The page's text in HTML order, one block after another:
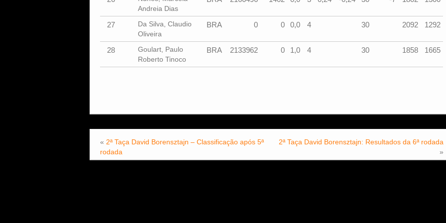
Andreia Dias
27
Da Silva, Claudio
Oliveira
BRA 0 0 0,0 4 30 2092 1292
28
Goulart, Paulo
Roberto Tinoco
BRA 2133962 0 1,0 4 30 1858 1665
« 2ª Taça David Borensztajn – Classificação após 5ª
rodada
2ª Taça David Borensztajn: Resultados da 6ª rodada
»